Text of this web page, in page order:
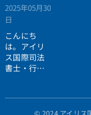
2025年05月30
日
こんにち
は。アイリ
ス国際司法
書士・行政
です。